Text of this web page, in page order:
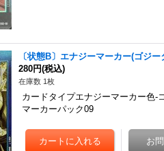
〔状態B〕エナジーマーカー(ゴジ
280円(税込)
在庫数 1枚
カードタイプエナジーマーカー色-
マーカーパック09